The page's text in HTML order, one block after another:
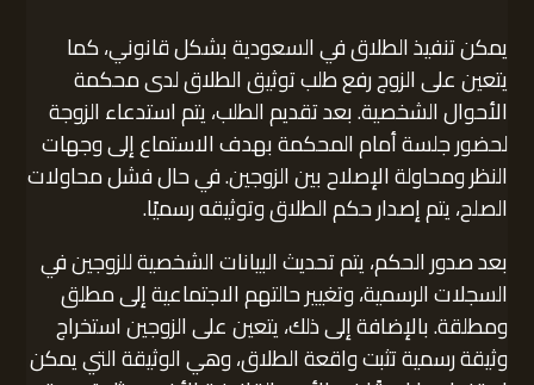
يمكن تنفيذ الطلاق في السعودية بشكل قانوني، كما
يتعين على الزوج رفع طلب توثيق الطلاق لدى محكمة
الأحوال الشخصية. بعد تقديم الطلب، يتم استدعاء الزوجة
لحضور جلسة أمام المحكمة بهدف الاستماع إلى وجهات
النظر ومحاولة الإصلاح بين الزوجين. في حال فشل محاولات
الصلح، يتم إصدار حكم الطلاق وتوثيقه رسميًا.
بعد صدور الحكم، يتم تحديث البيانات الشخصية للزوجين في
السجلات الرسمية، وتغيير حالتهم الاجتماعية إلى مطلق
ومطلقة. بالإضافة إلى ذلك، يتعين على الزوجين استخراج
وثيقة رسمية تثبت واقعة الطلاق، وهي الوثيقة التي يمكن